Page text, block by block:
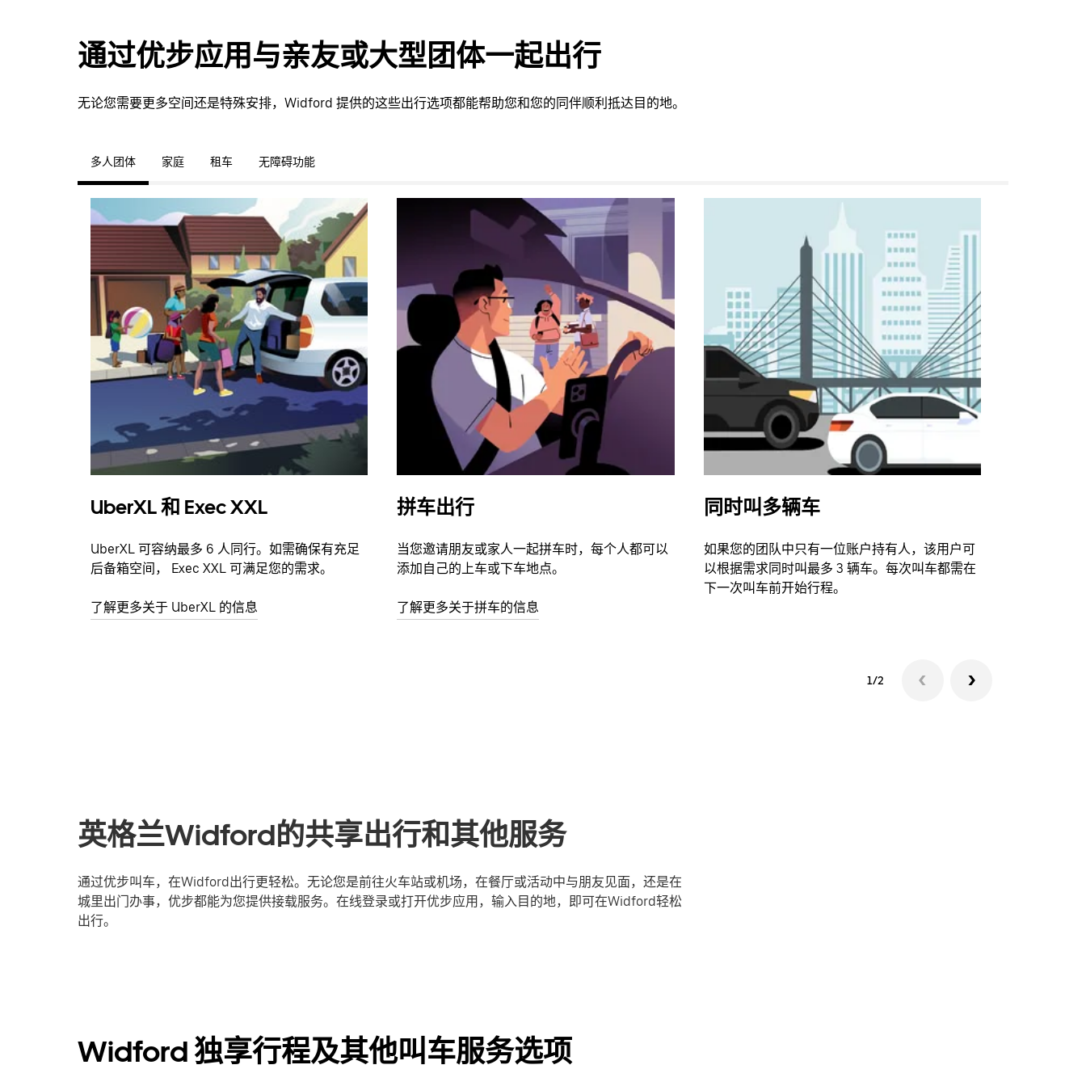
通过优步应用与亲友或大型团体一起出行
无论您需要更多空间还是特殊安排，Widford 提供的这些出行选项都能帮助您和您的同伴顺利抵达目的地。
多人团体 家庭 租车 无障碍功能
UberXL 和 Exec XXL
UberXL 可容纳最多 6 人同行。如需确保有充足
后备箱空间， Exec XXL 可满足您的需求。
了解更多关于 UberXL 的信息
拼车出行
当您邀请朋友或家人一起拼车时，每个人都可以
添加自己的上车或下车地点。
了解更多关于拼车的信息
同时叫多辆车
如果您的团队中只有一位账户持有人，该用户可
以根据需求同时叫最多 3 辆车。每次叫车都需在
下一次叫车前开始行程。
1/2
英格兰Widford的共享出行和其他服务
通过优步叫车，在Widford出行更轻松。无论您是前往火车站或机场，在餐厅或活动中与朋友见面，还是在
城里出门办事，优步都能为您提供接载服务。在线登录或打开优步应用，输入目的地，即可在Widford轻松
出行。
Widford 独享行程及其他叫车服务选项